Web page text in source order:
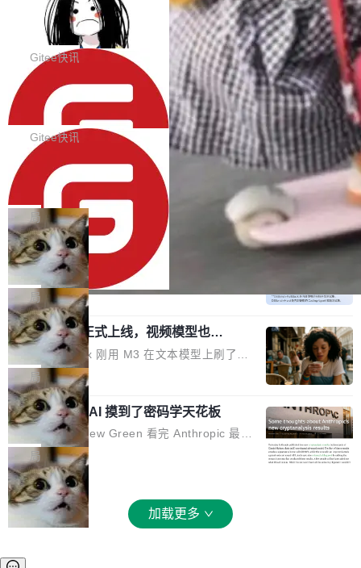
代码评审及自动化运维的全面落地夯实了“一体
化”的基座。 新版本将为用户带来更好的使用体
验和更高的工作效率，感谢大家一直以来的支持
和反馈，我们将继续努力提供更优秀的产品和服
务！ 新增功能点 DevOps： 采用自研代码托管
平台，支持一站式安装，提供从代码提交到交付
的...
器。HTTP 引擎是一个独立插件。你选一个，或
者选两个，不同环境之间切换，一行应用代码都
不用改。 下面快速过一下 10 种 HTTP 服务器
选项，各自适合什么场景，以及怎么切换。 一行
依赖替换 在 Solon 里换 HTTP 服务器就是改 po
m.xml 里一个依赖，别的什么都不用动。 <depe
factId>solon-web</artifac...
BootstrapBlazor v10.9.0 已经发布，B
ootstrap 样式的 Blazor UI 组件库
BootstrapBlazor v10.9.0 已经发布，Bootstrap
样式的 Blazor UI 组件库 此版本更新内容包括：
Release 2026-07-31 V10.9.0 Fixes fix(MultiFi
lter): 增加暗黑主题支持 by @ArgoZhang in htt
ps://github.com/dotnetcore/BootstrapBlazor/p
ull/8239 fix(Camera): 增加 exact 显式设置设备
id by @kkxkx in https://github.com/dotnetcor
e/BootstrapBlazor/pull/825...
Gitee快讯
SolonCode v2026.8.2 已经发布，终端
智能体
SolonCode v2026.8.2 已经发布，终端智能体
此版本更新内容包括： 优化 soloncode run 模
式（参考 run-headless-mode.md） 添加 solon
code web 国际化多语言支持 添加 soloncode w
eb 消息列表消息导航支持 修复 soloncode web
文件详情初次显示时语法高亮失效的问题 修复 s
oloncode web 审查详情文件名中文乱码的问题
细节优化 详情查看：https://gitee.com/opensol
on/soloncode/releases/v2026.8.2
Gitee快讯
OpenAI 宣布 GPT-5.6 Luna 价格下降
80%
OpenAI 宣布 GPT-5.6 Luna 价格下降 80%。输
入从每百万 token 1 美元砍到 0.2 美元，输出从
6 美元砍到 1.2 美元。GPT-5.6 Terra 降 20%。
旗舰 Sol 没降，但加了一个 Fast 模式——2.5
倍速度，2 倍价格，智商不变。 降价的理由不是
市场竞争，不是清库存，是 Sol 自己把自己优化
了。 这事分两步。第一步，OpenAI 把 GPT-5.6
Sol 部署上线。第二步，让 Sol 通过 Codex 自
己去优化自己的推理基础设施。Sol 学了 Triton
和 Gluon 两种 GPU 编程语言，重写了生产环境
的 GPU 内核，找出了哪...
局
DeepSeek-V4-Flash 官方 API 现已正
式上线公测
DeepSeek V4 Flash 正式版今天上线了。模型
结构和参数规模没变，还是 MoE 284B、激活 1
3B、100 万 token 上下文——只重新做了后训
练。但改完之后，Agent 能力直接把自家 4 月发
的 Pro Preview 给干了。 九项 Agent 基准测试
全部反超。Terminal Bench 2.1 从 61.8 涨到 8
2.7，DeepSWE 从 7.3 涨到 54.4，DSBench-F
ullStack 从 37.0 涨到 68.7。不说别的，一个 Fl
ash 型号干翻了三个月前代表最高水平的 Pro 预
览版，这件事本身就够说明后训练的威力了。 跟
它一起来的还有两...
局
MiniMax H3 正式上线，视频模型也开
始玩全模态了
上个月 MiniMax 刚用 M3 在文本模型上刷了一
波存在感，今天 H3 来了——一款全模态生成模
型，而且承诺几天内开源权重。 先看能力边界。
H3 接受文本、图像、视频、声音任意组合作为
输入（它叫多模态上下文），输出带原生双声道
音频的视频，最高 15 秒 2K 分辨率。举个例
子：扔进去一段参考视频（取它的希区柯克运
镜）、一张人物图片、一段歌声录音，用自然语
言告诉模型你要什么——H3 自己搞定剩下的。
这个"自己搞定"说起来轻巧，背后的训练范式变
局
Anthropic 的 AI 摸到了密码学天花板
密码学家 Matthew Green 看完 Anthropic 最新
的密码分析成果后，写了篇博客。标题很克制：
「一些想法」，但内容不克制。 先说 Anthropic
做了什么。他们让未发布的 Claude Mythos 模
型去跑密码分析，出了两个结果：一个攻击了后
量子签名方案 HAWK，另一个是对缩减轮次 AE
局
加载更多